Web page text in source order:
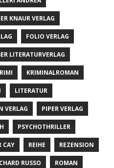
KNAUR VERLAG
FOLIO VERLAG
LITERATURVERLAG
KRIMINALROMAN
LITERATUR
VERLAG PIPER VERLAG
PSYCHOTHRILLER
CAY REIHE REZENSION
RUSSO ROMAN